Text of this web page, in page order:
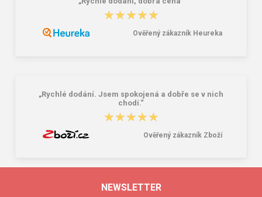
★★★★★
★★★★★
Ověřený zákazník Heureka
„Rychlé dodání. Jsem spokojená a dobře se v nich
chodí.“
★★★★★
★★★★★
Ověřený zákazník Zboží
NEWSLETTER